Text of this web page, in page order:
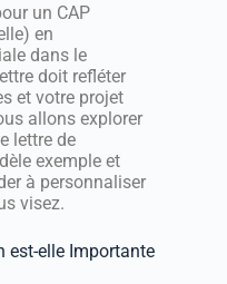
un CAP
en
dans le
doit refléter
et votre projet
allons explorer
lettre de
exemple et
à personnaliser
visez.
est-elle Importante